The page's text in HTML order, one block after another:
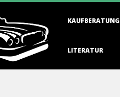
KAUFBERATUNG
LITERATUR